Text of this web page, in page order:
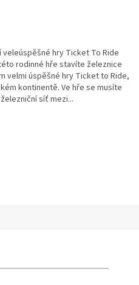
hry Ticket To Ride
rodinné hře stavíte železnice
velmi úspěšné hry Ticket to Ride,
kontinentě. Ve hře se musíte
síť mezi...